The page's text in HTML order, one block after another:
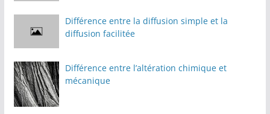
Différence entre la diffusion simple et la
diffusion facilitée
Différence entre l’altération chimique et
mécanique